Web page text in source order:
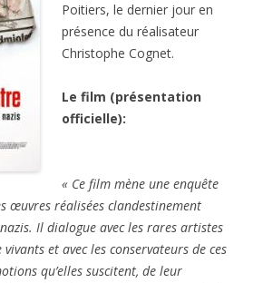
Poitiers, le dernier jour en
présence du réalisateur
Christophe Cognet.
Le film (présentation
officielle):
« Ce film mène une enquête
œuvres réalisées clandestinement
Il dialogue avec les rares artistes
et avec les conservateurs de ces
qu’elles suscitent, de leur